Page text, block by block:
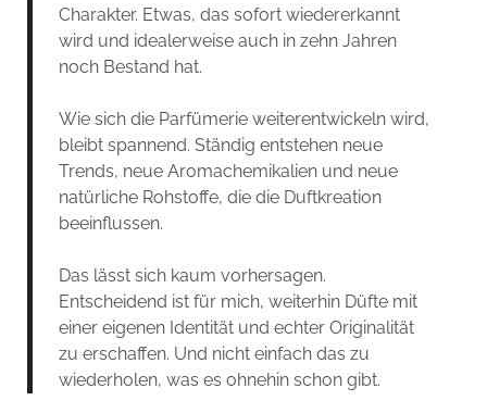
Charakter. Etwas, das sofort wiedererkannt
wird und idealerweise auch in zehn Jahren
noch Bestand hat.
Wie sich die Parfümerie weiterentwickeln wird,
bleibt spannend. Ständig entstehen neue
Trends, neue Aromachemikalien und neue
natürliche Rohstoffe, die die Duftkreation
beeinflussen.
Das lässt sich kaum vorhersagen.
Entscheidend ist für mich, weiterhin Düfte mit
einer eigenen Identität und echter Originalität
zu erschaffen. Und nicht einfach das zu
wiederholen, was es ohnehin schon gibt.